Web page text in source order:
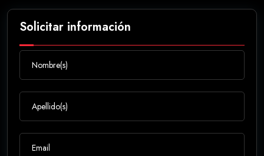
Solicitar información